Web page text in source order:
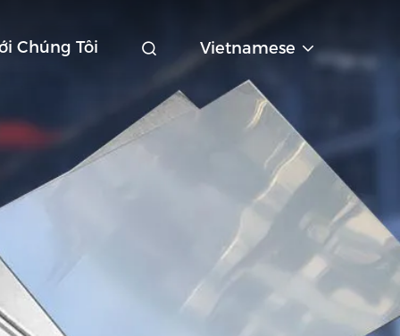
Chúng Tôi Vietnamese